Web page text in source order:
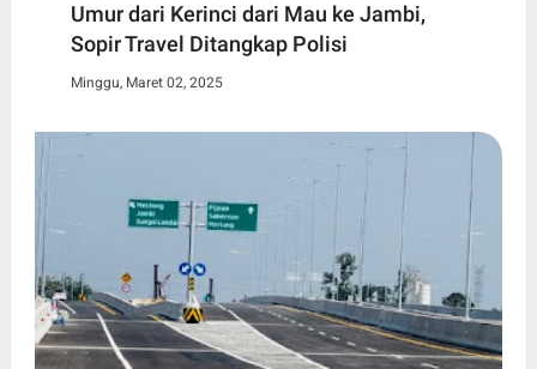
Umur dari Kerinci dari Mau ke Jambi,
Sopir Travel Ditangkap Polisi
Minggu, Maret 02, 2025